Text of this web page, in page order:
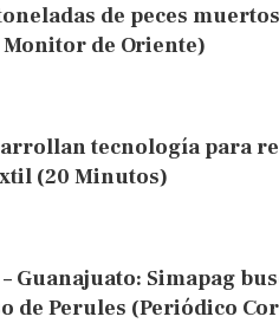
de peces
de Oriente)
tecnología para
(20 Minutos)
Guanajuato: Simapag
de Perules (Periódico